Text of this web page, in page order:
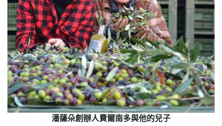
潘薩朵創辦人費爾南多與他的兒子